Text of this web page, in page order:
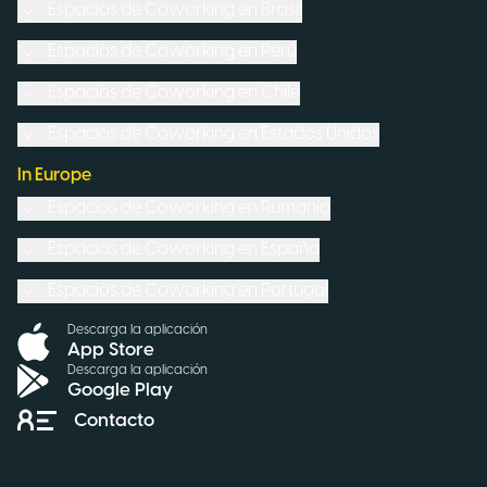
In Europe
Descarga la aplicación
App Store
Descarga la aplicación
Google Play
Contacto